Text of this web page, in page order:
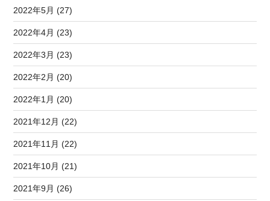
2022年5月 (27)
2022年4月 (23)
2022年3月 (23)
2022年2月 (20)
2022年1月 (20)
2021年12月 (22)
2021年11月 (22)
2021年10月 (21)
2021年9月 (26)